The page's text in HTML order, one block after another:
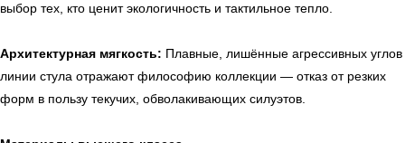
выбор тех, кто ценит экологичность и тактильное тепло.
Архитектурная мягкость: Плавные, лишённые агрессивных углов
линии стула отражают философию коллекции — отказ от резких
форм в пользу текучих, обволакивающих силуэтов.